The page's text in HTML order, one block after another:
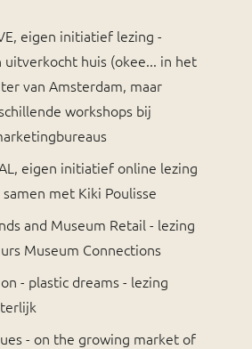
eigen initiatief lezing -
uitverkocht huis (okee... in het
van Amsterdam, maar
workshops bij
eigen initiatief online lezing
met Kiki Poulisse
and Museum Retail - lezing
Museum Connections
- plastic dreams - lezing
- on the growing market of